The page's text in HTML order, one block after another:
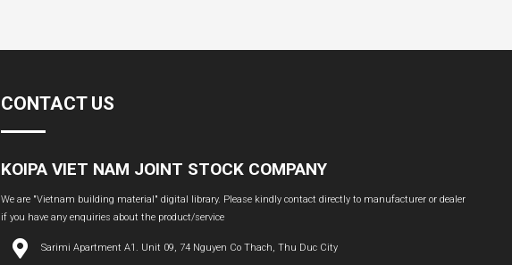
CONTACT US
KOIPA VIET NAM JOINT STOCK COMPANY
We are "Vietnam building material" digital library. Please kindly contact directly to manufacturer or dealer
if you have any enquiries about the product/service
Sarimi Apartment A1. Unit 09, 74 Nguyen Co Thach, Thu Duc City